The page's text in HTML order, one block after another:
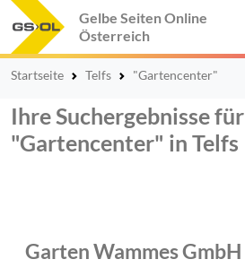
Gelbe Seiten Online
Österreich
Startseite Telfs "Gartencenter"
Ihre Suchergebnisse für
"Gartencenter" in Telfs
Garten Wammes GmbH